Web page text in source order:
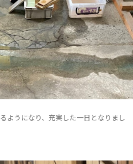
ようになり、充実した一日となりまし